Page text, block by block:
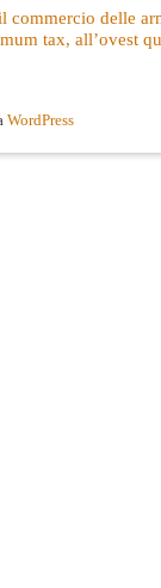
commercio delle
tax, all’ovest
WordPress